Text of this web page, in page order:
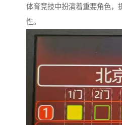
体育竞技中扮演着重要角色，
性。